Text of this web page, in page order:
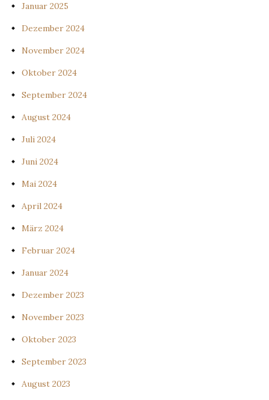
Januar 2025
Dezember 2024
November 2024
Oktober 2024
September 2024
August 2024
Juli 2024
Juni 2024
Mai 2024
April 2024
März 2024
Februar 2024
Januar 2024
Dezember 2023
November 2023
Oktober 2023
September 2023
August 2023